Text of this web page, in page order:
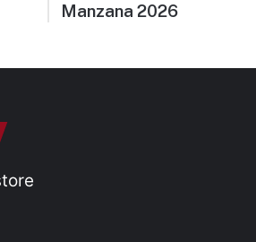
Manzana 2026